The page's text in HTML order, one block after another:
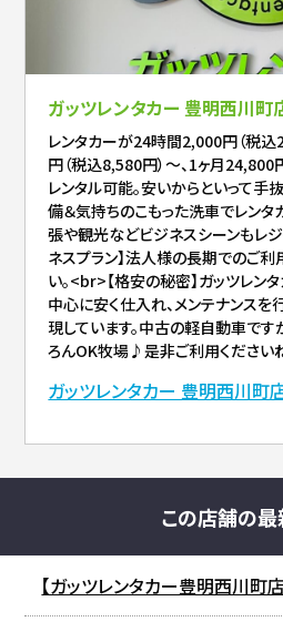
ガッツレンタカー 豊明西川町
レンタカーが24時間2,000円（税込
円（税込8,580円）～、1ヶ月
レンタル可能。安いからといって手
備＆気持ちのこもった洗車でレンタ
張や観光などビジネスシーンもレジ
ネスプラン】法人様の長期でのご
い。<br>【格安の秘密】ガッツレ
中心に安く仕入れ、メンテナンス
現しています。中古の軽自動車です
ろんOK牧場♪是非ご利用ください
ガッツレンタカー 豊明西川町
この店舗の
【ガッツレンタカー豊明西川町